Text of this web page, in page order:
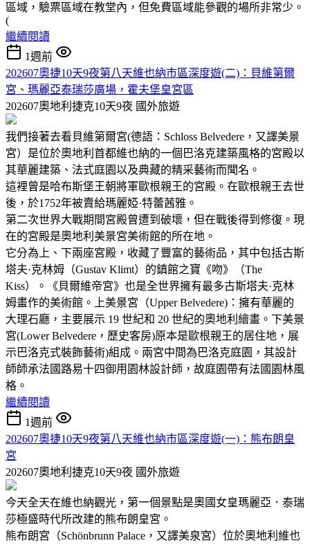
區域，驗票區域在教堂內，但免費區域能參觀的場所非常少。
(
繼續閱讀
1週前
202607奧捷10天9夜第八天維也納市區深度遊(二)：貝維第爾
宮、瑪麗亞泰瑞莎廣場，霍夫堡皇宮區
202607奧地利捷克10天9夜 國外旅遊
我們接著去看貝維第爾宮(德語：Schloss Belvedere，又譯美景
宮）是位於奧地利首都維也納的一個巴洛克建築風格的宮殿以
其華麗建築、法式庭園以及典藏的精采藝術而聞名。
這裡曾是哈布斯堡王朝將軍歐根親王的宮殿。在歐根親王去世
後，於1752年被賣給瑪麗婭·特蕾茜雅。
第二次世界大戰期間宮殿曾遭到破壞，但在戰後得到修復。現
在的宮殿是奧地利美景宮美術館的所在地。
它分為上、下兩座宮殿，收藏了豐富的藝術品，其中包括古斯
塔夫·克林姆（Gustav Klimt）的鎮館之寶《吻》（The
Kiss）。《貝爾維帝宮》也是全世界擁有最多古斯塔夫·克林
姆畫作的美術館。上美景宮（Upper Belvedere)：擁有華麗的
大理石廳，主要展示 19 世紀和 20 世紀的奧地利繪畫。下美景
宮(Lower Belvedere，歷史客房)原本是歐根親王的居住地，展
示巴洛克式裝飾藝術)組成。兩宮中間為巴洛克庭園，其設計
師師承法國路易十四御用園林設計師，故庭園帶有法國園林風
格。
繼續閱讀
1週前
202607奧捷10天9夜第八天維也納市區深度遊(一)：熊布朗皇
宮
202607奧地利捷克10天9夜 國外旅遊
今天全天在維也納觀光，第一個景點是奧國女皇瑪麗亞．泰瑞
莎極盛時代所改建的熊布朗皇宮。
熊布朗宮（Schönbrunn Palace，又譯美泉宮）位於奧地利維也